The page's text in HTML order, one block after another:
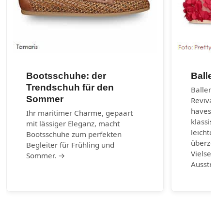
Bootsschuhe: der
Trendschuh für den
Sommer
Ihr maritimer Charme, gepaart
mit lässiger Eleganz, macht
Bootsschuhe zum perfekten
Begleiter für Frühling und
Sommer. →
haves